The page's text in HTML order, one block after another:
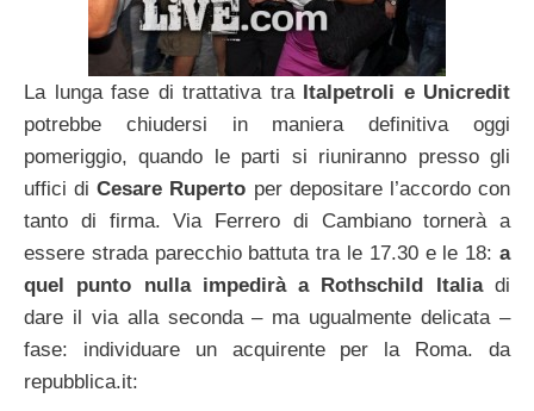
La lunga fase di trattativa traItalpetroli e Unicredit
potrebbe chiudersi in maniera definitiva oggi
pomeriggio, quando le parti si riuniranno presso gli
uffici diCesare Ruperto per depositare l’accordo con
tanto di firma. Via Ferrero di Cambiano tornerà a
essere strada parecchio battuta tra le 17.30 e le 18: a
quel punto nulla impedirà a Rothschild Italia di
dare il via alla seconda – ma ugualmente delicata –
fase: individuare un acquirente per la Roma. da
repubblica.it: